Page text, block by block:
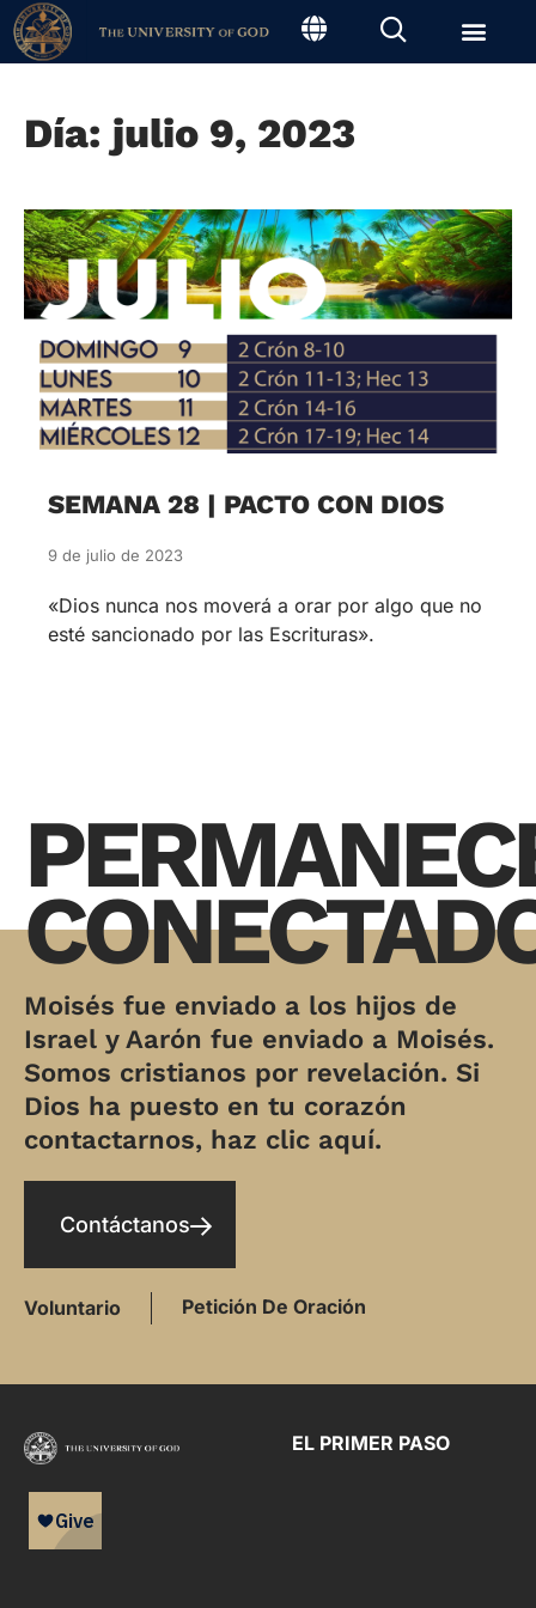
Día: julio 9, 2023
SEMANA 28 | PACTO CON DIOS
9 de julio de 2023
«Dios nunca nos moverá a orar por algo que no
esté sancionado por las Escrituras».
Moisés fue enviado a los hijos de
Israel y Aarón fue enviado a Moisés.
Somos cristianos por revelación. Si
Dios ha puesto en tu corazón
contactarnos, haz clic aquí.
Contáctanos
Voluntario Petición De Oración
EL PRIMER PASO